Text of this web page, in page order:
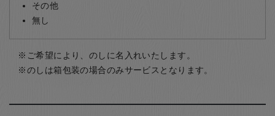
その他
無し
ご希望により、のしに名入れいたします。
のしは箱包装の場合のみサービスとなります。